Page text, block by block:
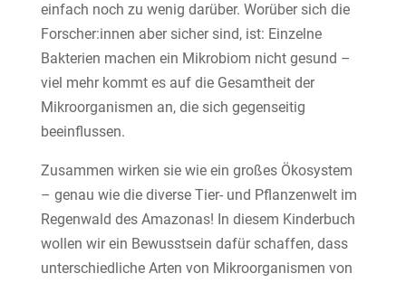
einfach noch zu wenig darüber. Worüber sich die
Forscher:innen aber sicher sind, ist: Einzelne
Bakterien machen ein Mikrobiom nicht gesund –
viel mehr kommt es auf die Gesamtheit der
Mikroorganismen an, die sich gegenseitig
beeinflussen.
Zusammen wirken sie wie ein großes Ökosystem
– genau wie die diverse Tier- und Pflanzenwelt im
Regenwald des Amazonas! In diesem Kinderbuch
wollen wir ein Bewusstsein dafür schaffen, dass
unterschiedliche Arten von Mikroorganismen von